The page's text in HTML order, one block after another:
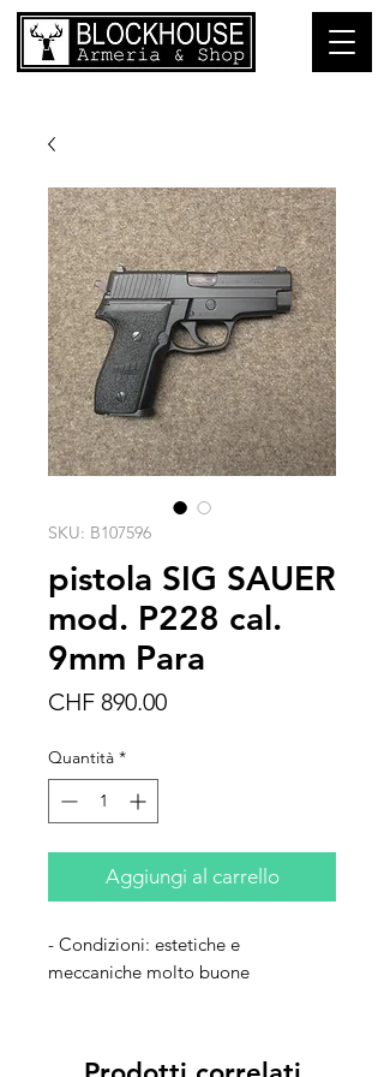
SKU: B107596
pistola SIG SAUER
mod. P228 cal.
9mm Para
CHF 890.00Prezzo
Quantità *
Aggiungi al carrello
- Condizioni: estetiche e
meccaniche molto buone